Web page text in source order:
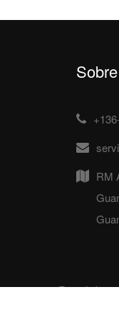
RM
Papel de